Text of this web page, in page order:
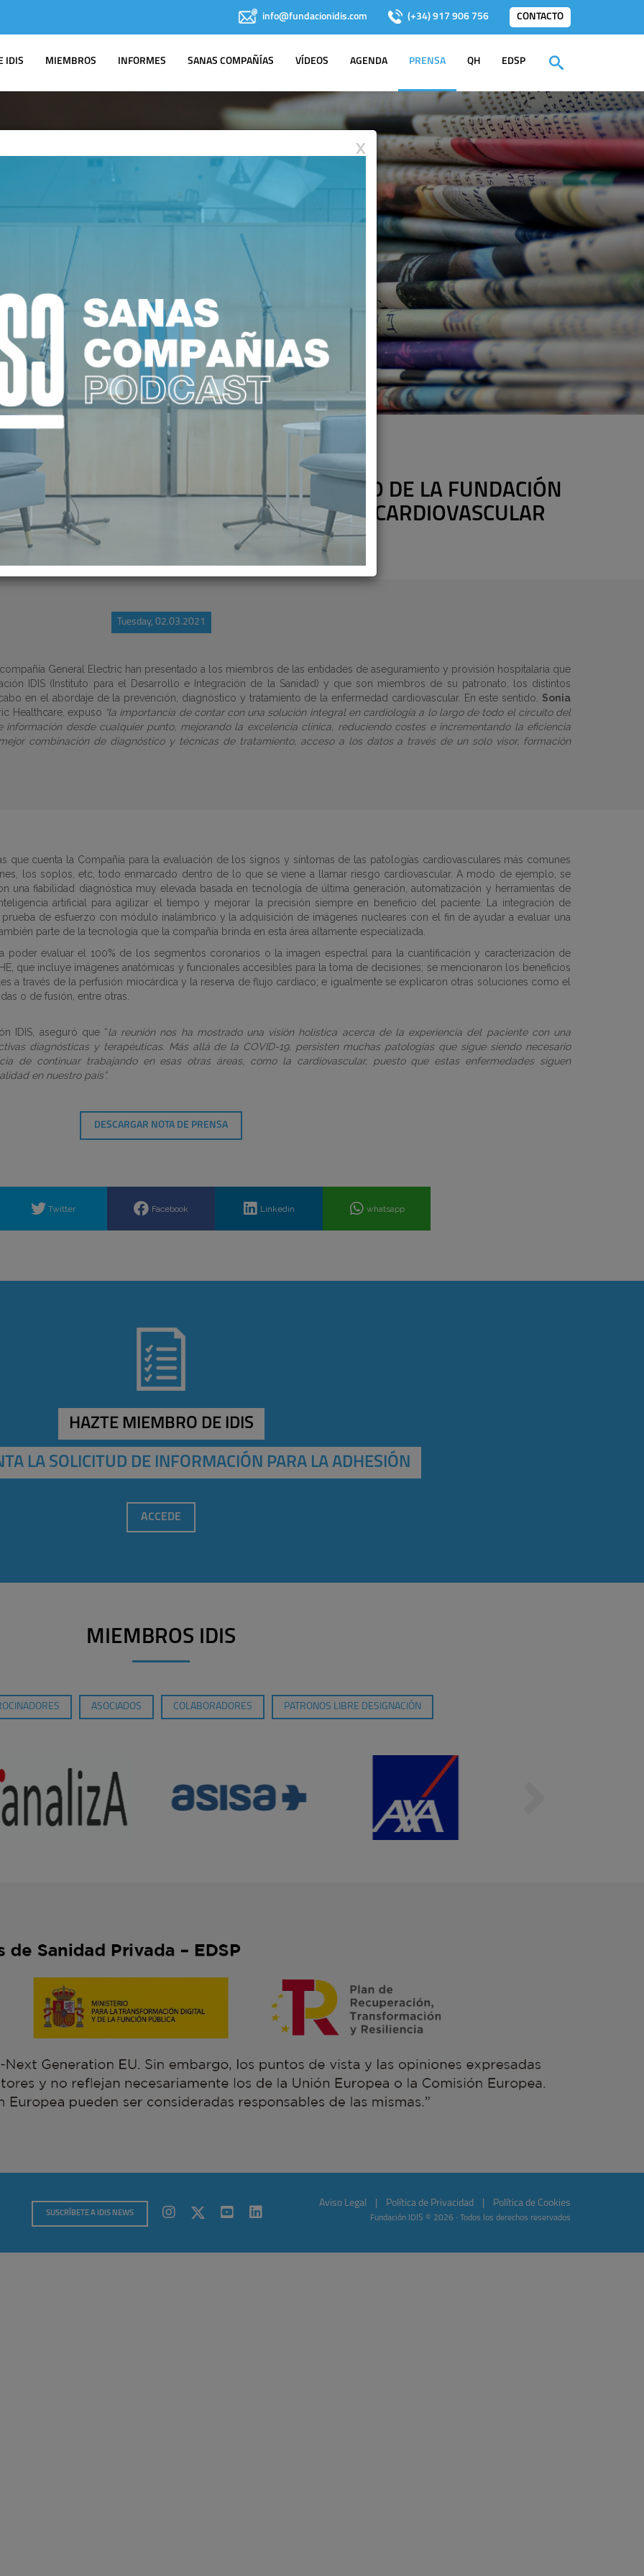
info@fundacionidis.com (+34) 917 906 756 CONTACTO
IDIS MIEMBROS INFORMES SANAS COMPAÑÍAS VÍDEOS AGENDA PRENSA QH EDSP
NOTAS DE PRENSA
A LOS MIEMBROS DEL PATRONATO DE LA FUNDACIÓN
EL ABORDAJE DE LA ENFERMEDAD CARDIOVASCULAR
Tuesday, 02.03.2021
General Electric han presentado a los miembros de las entidades de aseguramiento y provisión hospitalaria que
IDIS (Instituto para el Desarrollo e Integración de la Sanidad) y que son miembros de su patronato, los distintos
en el abordaje de la prevención, diagnóstico y tratamiento de la enfermedad cardiovascular. En este sentido, Sonia
Healthcare, expuso “la importancia de contar con una solución integral en cardiología a lo largo de todo el circuito del
desde cualquier punto, mejorando la excelencia clínica, reduciendo costes e incrementando la eficiencia
combinación de diagnóstico y técnicas de tratamiento, acceso a los datos a través de un solo visor, formación
que cuenta la Compañía para la evaluación de los signos y síntomas de las patologías cardiovasculares más comunes
los soplos, etc, todo enmarcado dentro de lo que se viene a llamar riesgo cardiovascular. A modo de ejemplo, se
una fiabilidad diagnóstica muy elevada basada en tecnología de última generación, automatización y herramientas de
artificial para agilizar el tiempo y mejorar la precisión siempre en beneficio del paciente. La integración de
de esfuerzo con módulo inalámbrico y la adquisición de imágenes nucleares con el fin de ayudar a evaluar una
parte de la tecnología que la compañía brinda en esta área altamente especializada.
poder evaluar el 100% de los segmentos coronarios o la imagen espectral para la cuantificación y caracterización de
que incluye imágenes anatómicas y funcionales accesibles para la toma de decisiones; se mencionaron los beneficios
a través de la perfusión miocárdica y la reserva de flujo cardiaco; e igualmente se explicaron otras soluciones como el
o de fusión, entre otras.
IDIS, aseguró que “la reunión nos ha mostrado una visión holística acerca de la experiencia del paciente con una
diagnósticas y terapéuticas. Más allá de la COVID-19, persisten muchas patologías que sigue siendo necesario
de continuar trabajando en esas otras áreas, como la cardiovascular, puesto que estas enfermedades siguen
en nuestro país”.
DESCARGAR NOTA DE PRENSA
Twitter Facebook Linkedin whatsapp
HAZTE MIEMBRO DE IDIS
LA SOLICITUD DE INFORMACIÓN PARA LA ADHESIÓN
ACCEDE
MIEMBROS IDIS
ASOCIADOS COLABORADORES PATRONOS LIBRE DESIGNACIÓN
SUSCRÍBETE A IDIS NEWS
Aviso Legal Política de Privacidad Política de Cookies
Fundación IDIS © 2026 · Todos los derechos reservados
X